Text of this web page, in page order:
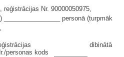
Nr. 90000050975,
personā (turpmāk
personas kods
dibinātā